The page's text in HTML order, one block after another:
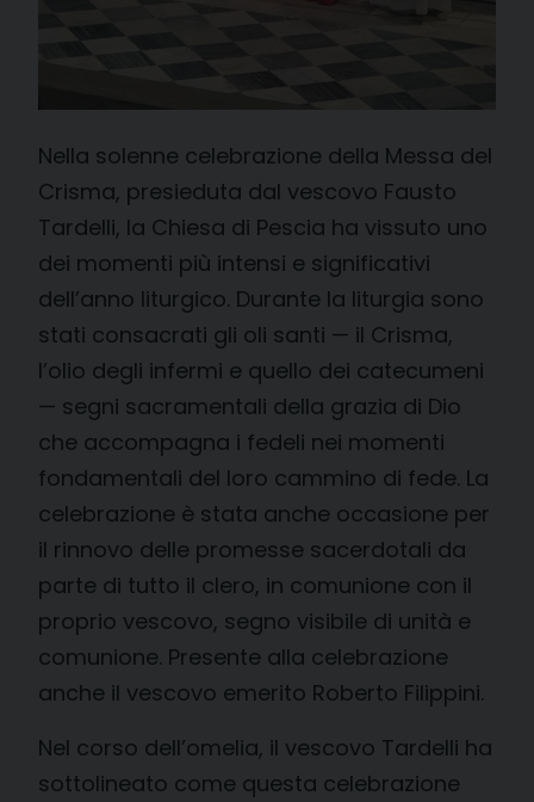
Nella solenne celebrazione della Messa del
Crisma, presieduta dal vescovo Fausto
Tardelli, la Chiesa di Pescia ha vissuto uno
dei momenti più intensi e significativi
dell’anno liturgico. Durante la liturgia sono
stati consacrati gli oli santi — il Crisma,
l’olio degli infermi e quello dei catecumeni
— segni sacramentali della grazia di Dio
che accompagna i fedeli nei momenti
fondamentali del loro cammino di fede. La
celebrazione è stata anche occasione per
il rinnovo delle promesse sacerdotali da
parte di tutto il clero, in comunione con il
proprio vescovo, segno visibile di unità e
comunione. Presente alla celebrazione
anche il vescovo emerito Roberto Filippini.
Nel corso dell’omelia, il vescovo Tardelli ha
sottolineato come questa celebrazione